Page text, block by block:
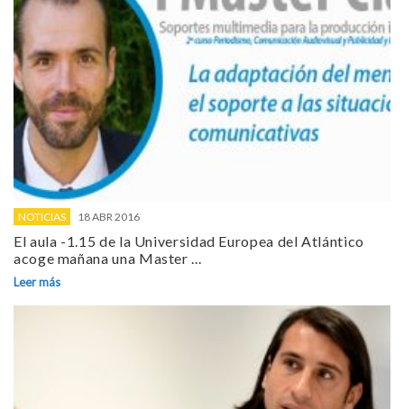
NOTICIAS 18 ABR 2016
El aula -1.15 de la Universidad Europea del Atlántico
acoge mañana una Master ...
Leer más